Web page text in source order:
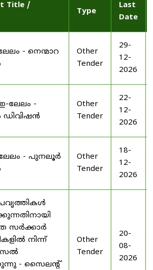
Title /
Type
Last
Date
- നെന്മാറ
Other
Tender
29-
12-
2026
ലേലം -
ഡിവിഷൻ
Other
Tender
22-
12-
2026
- പുനലൂർ
Other
Tender
18-
12-
2026
സർക്കാർ
നിന്ന്
- സൈലന്റ്
Other
Tender
20-
08-
2026